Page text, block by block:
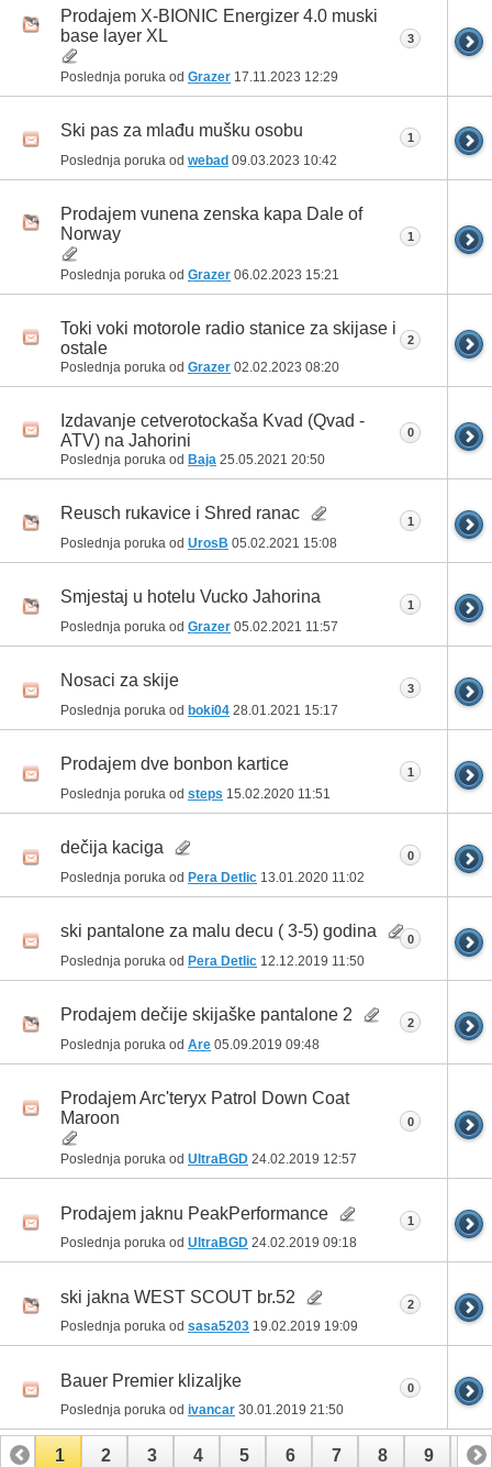
Prodajem X-BIONIC Energizer 4.0 muski
base layer XL
Poslednja poruka od Grazer 17.11.2023 12:29
3
Ski pas za mlađu mušku osobu
Poslednja poruka od webad 09.03.2023 10:42
1
Prodajem vunena zenska kapa Dale of
Norway
Poslednja poruka od Grazer 06.02.2023 15:21
1
Toki voki motorole radio stanice za skijase i
ostale
Poslednja poruka od Grazer 02.02.2023 08:20
2
Izdavanje cetverotockaša Kvad (Qvad -
ATV) na Jahorini
Poslednja poruka od Baja 25.05.2021 20:50
0
Reusch rukavice i Shred ranac
Poslednja poruka od UrosB 05.02.2021 15:08
1
Smjestaj u hotelu Vucko Jahorina
Poslednja poruka od Grazer 05.02.2021 11:57
1
Nosaci za skije
Poslednja poruka od boki04 28.01.2021 15:17
3
Prodajem dve bonbon kartice
Poslednja poruka od steps 15.02.2020 11:51
1
dečija kaciga
Poslednja poruka od Pera Detlic 13.01.2020 11:02
0
ski pantalone za malu decu ( 3-5) godina
Poslednja poruka od Pera Detlic 12.12.2019 11:50
0
Prodajem dečije skijaške pantalone 2
Poslednja poruka od Are 05.09.2019 09:48
2
Prodajem Arc'teryx Patrol Down Coat
Maroon
Poslednja poruka od UltraBGD 24.02.2019 12:57
0
Prodajem jaknu PeakPerformance
Poslednja poruka od UltraBGD 24.02.2019 09:18
1
ski jakna WEST SCOUT br.52
Poslednja poruka od sasa5203 19.02.2019 19:09
2
Bauer Premier klizaljke
Poslednja poruka od ivancar 30.01.2019 21:50
0
1 2 3 4 5 6 7 8 9 10